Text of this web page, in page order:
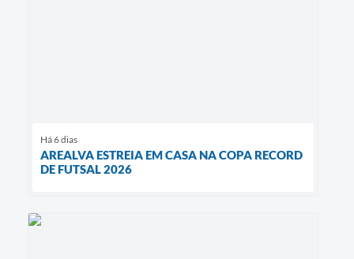
Há 6 dias
AREALVA ESTREIA EM CASA NA COPA RECORD
DE FUTSAL 2026